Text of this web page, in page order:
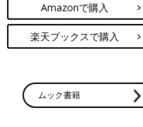
Amazonで購入
楽天ブックスで購入
ムック書籍